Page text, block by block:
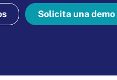
Solicita una demo